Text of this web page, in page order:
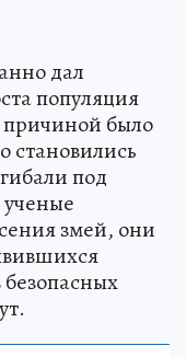
дал
популяция
причиной было
становились
под
змей, они